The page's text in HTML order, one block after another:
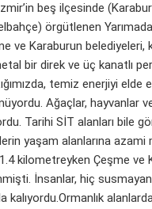
beş ilçesinde
örgütlenen
ve Karaburun belediyeleri,
bir direk ve üç kanatlı
temiz enerjiyi
Ağaçlar, hayvanlar
Tarihi SİT alanları bile
yaşam alanlarına
kilometreyken Çeşme ve
İnsanlar, hiç
kalıyordu.Ormanlık